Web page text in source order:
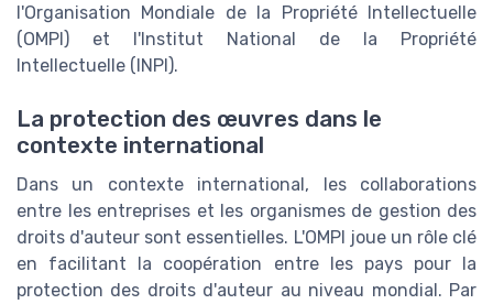
l'Organisation Mondiale de la Propriété Intellectuelle
(OMPI) et l'Institut National de la Propriété
Intellectuelle (INPI).
La protection des œuvres dans le
contexte international
Dans un contexte international, les collaborations
entre les entreprises et les organismes de gestion des
droits d'auteur sont essentielles. L'OMPI joue un rôle clé
en facilitant la coopération entre les pays pour la
protection des droits d'auteur au niveau mondial. Par